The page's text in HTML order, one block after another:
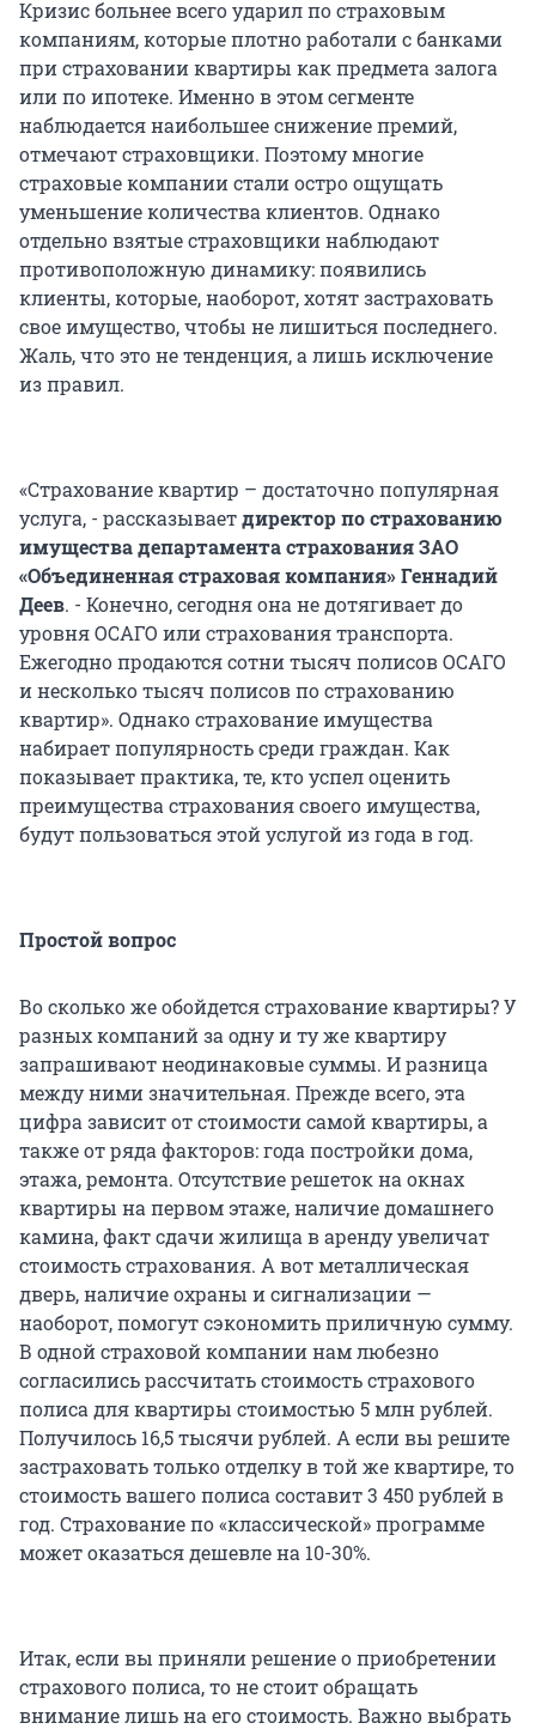
Кризис больнее всего ударил по страховым
компаниям, которые плотно работали с банками
при страховании квартиры как предмета залога
или по ипотеке. Именно в этом сегменте
наблюдается наибольшее снижение премий,
отмечают страховщики. Поэтому многие
страховые компании стали остро ощущать
уменьшение количества клиентов. Однако
отдельно взятые страховщики наблюдают
противоположную динамику: появились
клиенты, которые, наоборот, хотят застраховать
свое имущество, чтобы не лишиться последнего.
Жаль, что это не тенденция, а лишь исключение
из правил.
«Страхование квартир – достаточно популярная
услуга, - рассказываетдиректор по страхованию
имущества департамента страхованияЗАО
«Объединенная страховая компания»Геннадий
Деев. - Конечно, сегодня она не дотягивает до
уровня ОСАГО или страхования транспорта.
Ежегодно продаются сотни тысяч полисов ОСАГО
и несколько тысяч полисов по страхованию
квартир». Однако страхование имущества
набирает популярность среди граждан. Как
показывает практика, те, кто успел оценить
преимущества страхования своего имущества,
будут пользоваться этой услугой из года в год.
Простой вопрос
Во сколько же обойдется страхование квартиры? У
разных компаний за одну и ту же квартиру
запрашивают неодинаковые суммы. И разница
между ними значительная. Прежде всего, эта
цифра зависит от стоимости самой квартиры, а
также от ряда факторов: года постройки дома,
этажа, ремонта. Отсутствие решеток на окнах
квартиры на первом этаже, наличие домашнего
камина, факт сдачи жилища в аренду увеличат
стоимость страхования. А вот металлическая
дверь, наличие охраны и сигнализации —
наоборот, помогут сэкономить приличную сумму.
В одной страховой компании нам любезно
согласились рассчитать стоимость страхового
полиса для квартиры стоимостью 5 млн рублей.
Получилось 16,5 тысячи рублей. А если вы решите
застраховать только отделку в той же квартире, то
стоимость вашего полиса составит 3 450 рублей в
год. Страхование по «классической» программе
может оказаться дешевле на 10-30%.
Итак, если вы приняли решение о приобретении
страхового полиса, то не стоит обращать
внимание лишь на его стоимость. Важно выбрать